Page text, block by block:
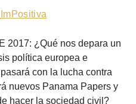
2017: ¿Qué nos depara un
política europea e
con la lucha contra
nuevos Panama Papers y
hacer la sociedad civil?